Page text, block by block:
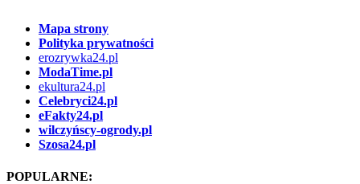
Mapa strony
Polityka prywatności
erozrywka24.pl
ModaTime.pl
ekultura24.pl
Celebryci24.pl
eFakty24.pl
wilczyńscy-ogrody.pl
Szosa24.pl
POPULARNE: